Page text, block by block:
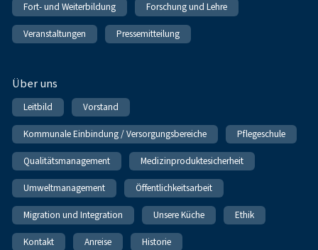
Fort- und Weiterbildung Forschung und Lehre
Veranstaltungen Pressemitteilung
Über uns
Leitbild Vorstand
Kommunale Einbindung / Versorgungsbereiche Pflegeschule
Qualitätsmanagement Medizinproduktesicherheit
Umweltmanagement Öffentlichkeitsarbeit
Migration und Integration Unsere Küche Ethik
Kontakt Anreise Historie